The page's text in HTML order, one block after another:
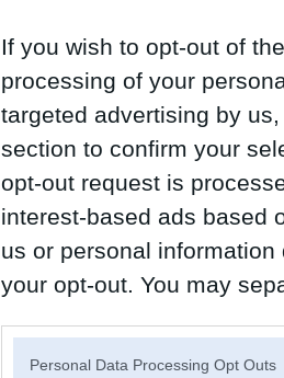
If you wish to opt-out of
processing of your
targeted advertising by
section to confirm your
opt-out request is
interest-based ads based
us or personal
your opt-out. You may
Personal Data Processing Opt Outs